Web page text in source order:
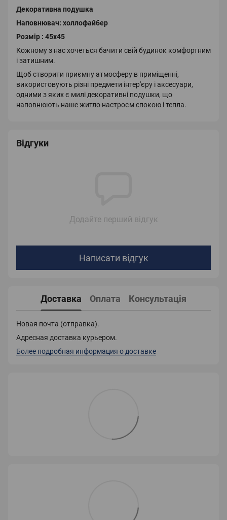
Декоративна подушка
Наповнювач: холлофайбер
Розмір : 45х45
Кожному з нас хочеться бачити свій будинок комфортним
і затишним.
Щоб створити приємну атмосферу в приміщенні,
використовують різні предмети інтер'єру і аксесуари,
одними з яких є милі декоративні подушки, що
наповнюють наше житло настроєм спокою і тепла.
Відгуки
Додайте перший відгук
Написати відгук
Доставка Оплата Консультація
Новая почта (отправка).
Адресная доставка курьером.
Более подробная информация о доставке